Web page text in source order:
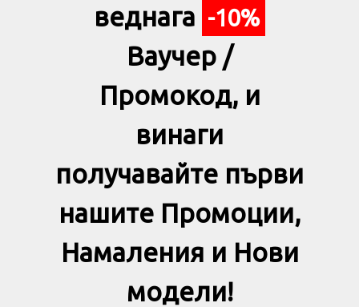
веднага -10%
Ваучер /
Промокод, и
винаги
получавайте първи
нашите Промоции,
Намаления и Нови
модели!